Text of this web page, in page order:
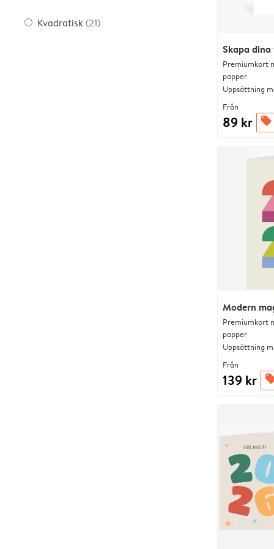
Kvadratisk (21)
Skapa
Premiumkort
papper
Uppsättning
Från
89 kr offers
Modern
Premiumkort
papper
Uppsättning
Från
139 kr